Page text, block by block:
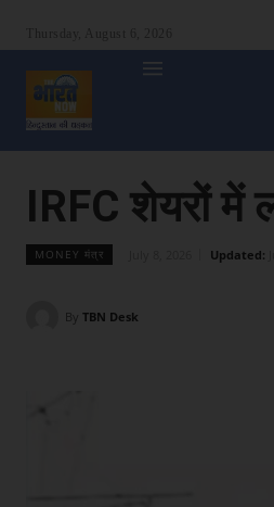
IRFC शेयरों में
MONEY मंत्र Updated:
By TBN Desk